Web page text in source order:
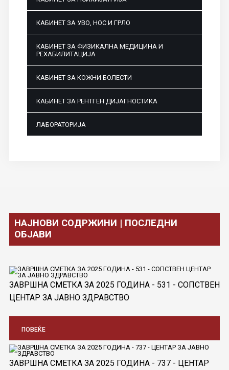
КАБИНЕТ ЗА УВО, НОС И ГРЛО
КАБИНЕТ ЗА ФИЗИКАЛНА МЕДИЦИНА И
РЕХАБИЛИТАЦИЈА
КАБИНЕТ ЗА КОЖНИ БОЛЕСТИ
КАБИНЕТ ЗА РЕНТГЕН ДИЈАГНОСТИКА
ЛАБОРАТОРИЈА
НАЈНОВИ СОДРЖИНИ | ПОСЛЕДНИ
ОБЈАВИ
ЗАВРШНА СМЕТКА ЗА 2025 ГОДИНА - 531 - СОПСТВЕН
ЦЕНТАР ЗА ЈАВНО ЗДРАВСТВО
ПОВЕЌЕ
ЗАВРШНА СМЕТКА ЗА 2025 ГОДИНА - 737 - ЦЕНТАР